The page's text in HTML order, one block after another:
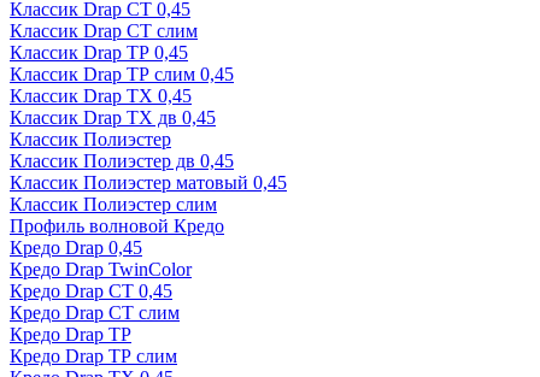
Классик Drap СТ 0,45
Классик Drap СТ слим
Классик Drap ТР 0,45
Классик Drap ТР слим 0,45
Классик Drap ТХ 0,45
Классик Drap ТХ дв 0,45
Классик Полиэстер
Классик Полиэстер дв 0,45
Классик Полиэстер матовый 0,45
Классик Полиэстер слим
Профиль волновой Кредо
Кредо Drap 0,45
Кредо Drap TwinColor
Кредо Drap СТ 0,45
Кредо Drap СТ слим
Кредо Drap ТР
Кредо Drap ТР слим